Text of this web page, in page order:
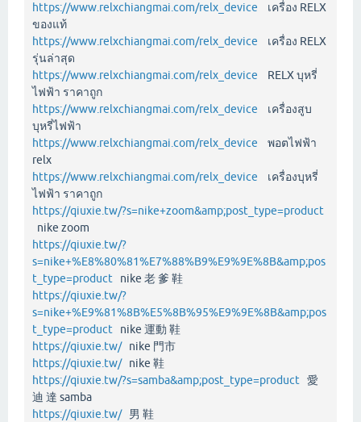
https://www.relxchiangmai.com/relx_device
เครื่อง RELX
ของแท้
https://www.relxchiangmai.com/relx_device
เครื่อง RELX
รุ่นล่าสุด
https://www.relxchiangmai.com/relx_device
RELX บุหรี่
ไฟฟ้า ราคาถูก
https://www.relxchiangmai.com/relx_device
เครื่องสูบ
บุหรี่ไฟฟ้า
https://www.relxchiangmai.com/relx_device
พอตไฟฟ้า
relx
https://www.relxchiangmai.com/relx_device
เครื่องบุหรี่
ไฟฟ้า ราคาถูก
https://qiuxie.tw/?s=nike+zoom&amp;post_type=product
nike zoom
https://qiuxie.tw/?
s=nike+%E8%80%81%E7%88%B9%E9%9E%8B&amp;pos
t_type=product nike 老 爹 鞋
https://qiuxie.tw/?
s=nike+%E9%81%8B%E5%8B%95%E9%9E%8B&amp;pos
t_type=product nike 運動 鞋
https://qiuxie.tw/nike 門市
https://qiuxie.tw/nike 鞋
https://qiuxie.tw/?s=samba&amp;post_type=product 愛
迪 達 samba
https://qiuxie.tw/男 鞋